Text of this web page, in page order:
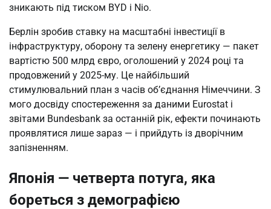
зникають під тиском BYD і Nio.
Берлін зробив ставку на масштабні інвестиції в
інфраструктуру, оборону та зелену енергетику — пакет
вартістю 500 млрд євро, оголошений у 2024 році та
продовжений у 2025-му. Це найбільший
стимулювальний план з часів об’єднання Німеччини. З
мого досвіду спостереження за даними Eurostat і
звітами Bundesbank за останній рік, ефекти починають
проявлятися лише зараз — і прийдуть із дворічним
запізненням.
Японія — четверта потуга, яка
бореться з демографією